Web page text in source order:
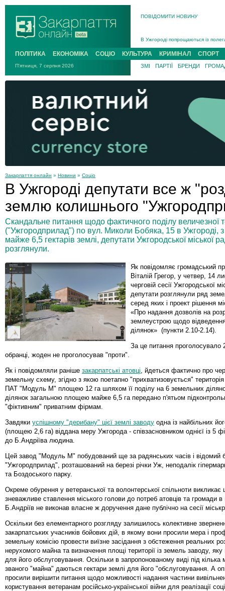
ПОВІДОМИТИ НОВИНУ
Інструктора районного ТЦК на
В Ужгороді 5 серпня
Підтвердили загибель
На війні з рф поліг військовий з
На Хустщині внаслідок ДТП за
Інструктора районного ТЦК на
ПОЛІТИКА ЕКОНОМІКА СОЦІО КУЛЬТУРА КРИМІНАЛ СПОРТ
П'ятниця, 7 серпня 2026 ЗМІ ПАРТІЇ БРЕНДИ
Закарпаття онлайн » Новини » Соціо
В Ужгороді депутати все ж
землю колишнього
Скандальне питання щодо фактичного поділу величезної
("Ужгородприлад") по вул. Миколи Бобяка, 15 в Ужгороді,
майже 6,5 гектарів землі, депутати Ужгородської міської
розглянули.
Як повідомляє громадський
Віталій Грегор, у четвер, 14
черговій сесії Ужгородської
депутати розглянули ряд
серед яких і проект рішення
«Про надання дозволів на
землеустрою щодо
ділянок» (пункти 2.10-2.14).
За це питання проголосувало
обранці, жоден не проголосував "проти".
Як і повідомляли раніше закарпатські атовці , йдеться фактично про
земельну схему, згідно з якою поетапно "прихватизовується"
ПАТ "Модуль М" площею 12 га шляхом її поділу на 6 земельних
ділянок загальною площею майже 6,5 га передано п'ятьом
"фіктивним" приватним фірмам.
Завдяки успішному "дерибану" цієї землі заводу одна із найбільних
(площею 2,6 га) віддана меру Ужгорода - співзасновником однієї із 5
до Б.Андріїва людина.
Цей завод "Модуль М" побудований ще за радянських часів і відомий
"Ужгородприлад", розташований на березі річки Уж, неподалік
та Боздоського парку.
Окреме обурення у ветеранської та волонтерської спільноти викликає
зневажливе ставлення міського голови до потреб атовців та громади в
Б.Андріїв не виконав власне ж доручення дане публічно на сесії
Оскільки без елементарного розгляду залишилось колективне
закарпатських учасників бойових дій, в якому вони просили мера і
земельну комісію провести виїзне засідання з обстеження реальних
нерухомого майна та визначення площі території із земель заводу, яку
для його обслуговування. Оскільки в запропонованому виді під кілька
званого "майна" даються гектари землі для його "обслуговування. А
просили вирішити питання щодо можливості надання частини
користування ветеранам російсько-української війни для реалізації